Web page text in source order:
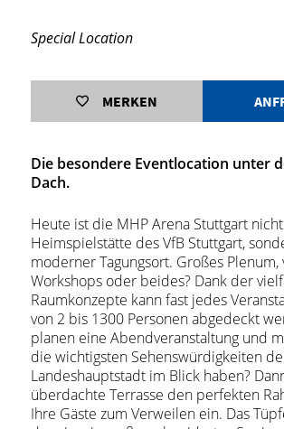
Special Location
MERKEN
Die besondere Eventlocation unter
Dach.
Heute ist die MHP Arena Stuttgart
Heimspielstätte des VfB Stuttgart,
moderner Tagungsort. Großes
Workshops oder beides? Dank der
Raumkonzepte kann fast jedes
von 2 bis 1300 Personen abgedeckt
planen eine Abendveranstaltung und
die wichtigsten Sehenswürdigkeiten
Landeshauptstadt im Blick haben?
überdachte Terrasse den perfekten
Ihre Gäste zum Verweilen ein. Das